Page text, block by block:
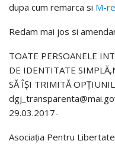
dupa cum remarca si M-
Redam mai jos si
TOATE PERSOANELE
DE IDENTITATE
SĂ ÎȘI TRIMITĂ
29.03.2017-
Asociaţia Pentru